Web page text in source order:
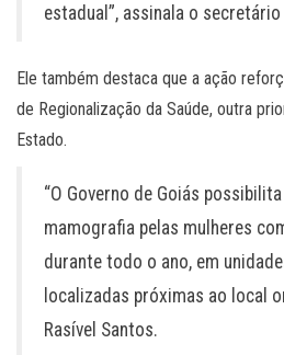
estadual”, assinala o
Ele também destaca que a ação
de Regionalização da Saúde, outra
Estado.
“O Governo de Goiás
mamografia pelas mulheres
durante todo o ano, em
localizadas próximas ao local
Rasível Santos.